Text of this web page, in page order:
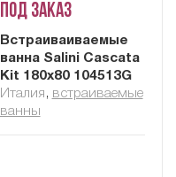
Под заказ
Встраиваиваемые
ванна Salini Cascata
Kit 180x80 104513G
Италия , встраиваемые
ванны